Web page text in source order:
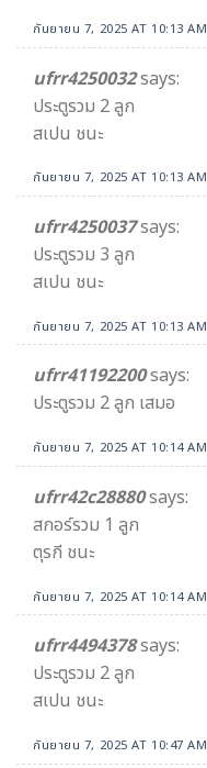
กันยายน 7, 2025 AT 10:13 AM
ufrr4250032says:
ประตูรวม 2 ลูก
สเปน ชนะ
กันยายน 7, 2025 AT 10:13 AM
ufrr4250037says:
ประตูรวม 3 ลูก
สเปน ชนะ
กันยายน 7, 2025 AT 10:13 AM
ufrr41192200says:
ประตูรวม 2 ลูก เสมอ
กันยายน 7, 2025 AT 10:14 AM
ufrr42c28880says:
สกอร์รวม 1 ลูก
ตุรกี ชนะ
กันยายน 7, 2025 AT 10:14 AM
ufrr4494378​says:
ประตูรวม 2 ลูก
สเปน ชนะ
กันยายน 7, 2025 AT 10:47 AM